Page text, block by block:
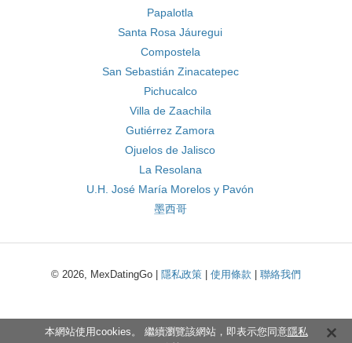
Papalotla
Santa Rosa Jáuregui
Compostela
San Sebastián Zinacatepec
Pichucalco
Villa de Zaachila
Gutiérrez Zamora
Ojuelos de Jalisco
La Resolana
U.H. José María Morelos y Pavón
墨西哥
© 2026, MexDatingGo | 隱私政策 使用條款 聯絡我們
本網站使用cookies。 繼續瀏覽該網站，即表示您同意隱私